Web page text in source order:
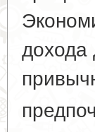
дохода